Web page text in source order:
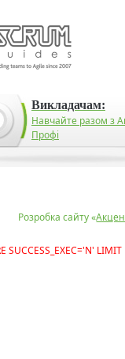
Викладачам:
Навчайте разом з
Профі
Розробка сайту «
SUCCESS_EXEC='N' LIMIT